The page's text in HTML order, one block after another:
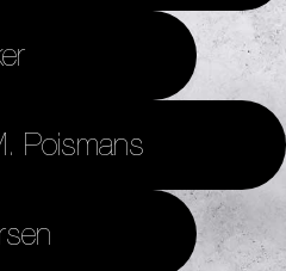
Poismans